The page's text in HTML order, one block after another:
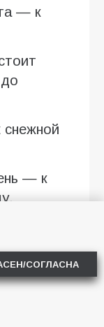
— к
— к
—
СОГЛАСНА